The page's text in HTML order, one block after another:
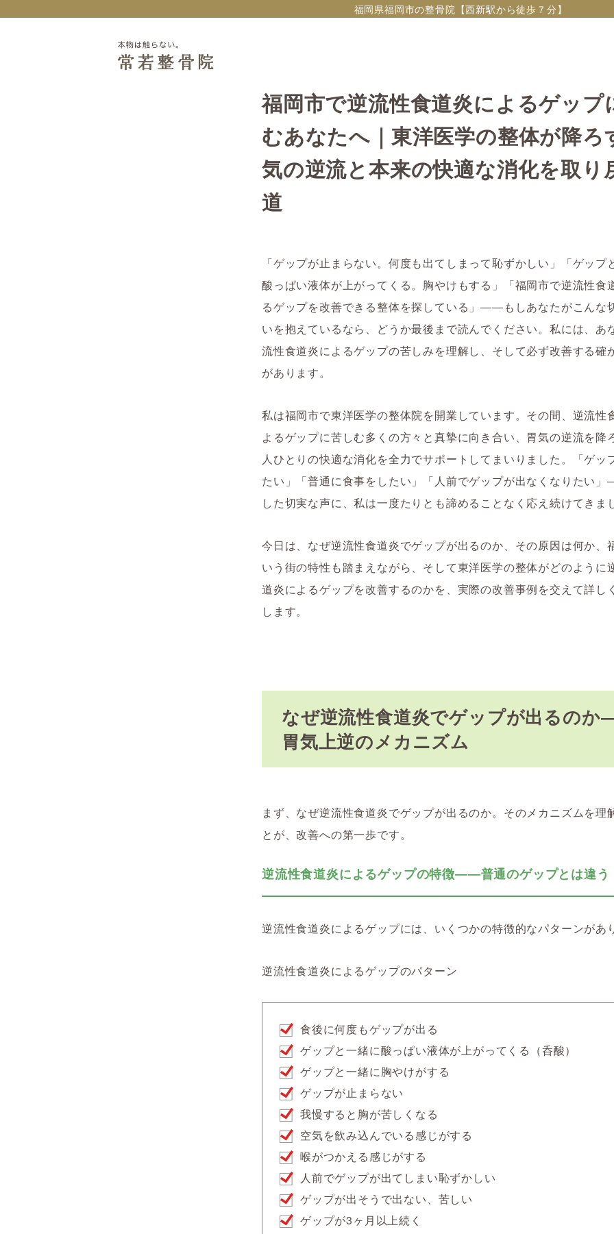
福岡県福岡市の整骨院【西新駅から徒歩７分】
福岡市で逆流性食道炎によるゲップ
むあなたへ｜東洋医学の整体が降ろ
気の逆流と本来の快適な消化を取り
道
「ゲップが止まらない。何度も出てしまって恥ずかしい」「ゲップ
酸っぱい液体が上がってくる。胸やけもする」「福岡市で逆流性食
るゲップを改善できる整体を探している」――もしあなたがこんな
いを抱えているなら、どうか最後まで読んでください。私には、あ
流性食道炎によるゲップの苦しみを理解し、そして必ず改善する確
があります。
私は福岡市で東洋医学の整体院を開業しています。その間、逆流性
よるゲップに苦しむ多くの方々と真摯に向き合い、胃気の逆流を降
人ひとりの快適な消化を全力でサポートしてまいりました。「ゲッ
たい」「普通に食事をしたい」「人前でゲップが出なくなりたい
した切実な声に、私は一度たりとも諦めることなく応え続けてきま
今日は、なぜ逆流性食道炎でゲップが出るのか、その原因は何か、
いう街の特性も踏まえながら、そして東洋医学の整体がどのように
道炎によるゲップを改善するのかを、実際の改善事例を交えて詳し
します。
なぜ逆流性食道炎でゲップが出るの
胃気上逆のメカニズム
まず、なぜ逆流性食道炎でゲップが出るのか。そのメカニズムを理
とが、改善への第一歩です。
逆流性食道炎によるゲップの特徴――普通のゲップとは違う
逆流性食道炎によるゲップには、いくつかの特徴的なパターンがあ
逆流性食道炎によるゲップのパターン
食後に何度もゲップが出る
ゲップと一緒に酸っぱい液体が上がってくる（呑酸）
ゲップと一緒に胸やけがする
ゲップが止まらない
我慢すると胸が苦しくなる
空気を飲み込んでいる感じがする
喉がつかえる感じがする
人前でゲップが出てしまい恥ずかしい
ゲップが出そうで出ない、苦しい
ゲップが3ヶ月以上続く